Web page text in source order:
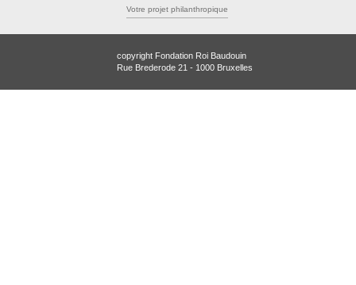
Votre projet philanthropique
copyright Fondation Roi Baudouin
Rue Brederode 21 - 1000 Bruxelles